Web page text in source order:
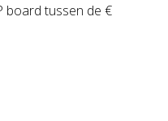
board tussen de €